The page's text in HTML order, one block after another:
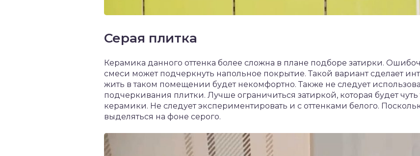
Серая плитка
Керамика данного оттенка более сложна в плане подборе затирки.
смеси может подчеркнуть напольное покрытие. Такой вариант сделает
жить в таком помещении будет некомфортно. Также не следует
подчеркивания плитки. Лучше ограничиться затиркой, которая будет
керамики. Не следует экспериментировать и с оттенками белого.
выделяться на фоне серого.